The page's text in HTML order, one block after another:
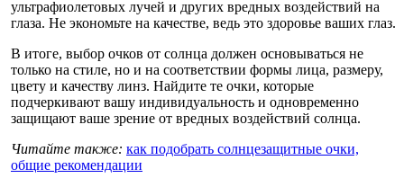
ультрафиолетовых лучей и других вредных воздействий на
глаза. Не экономьте на качестве, ведь это здоровье ваших глаз.
В итоге, выбор очков от солнца должен основываться не
только на стиле, но и на соответствии формы лица, размеру,
цвету и качеству линз. Найдите те очки, которые
подчеркивают вашу индивидуальность и одновременно
защищают ваше зрение от вредных воздействий солнца.
Читайте также: как подобрать солнцезащитные очки,
общие рекомендации